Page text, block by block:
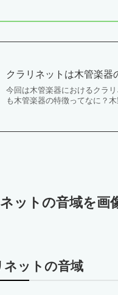
クラリネットは木管楽
今回は木管楽器におけるクラ
も木管楽器の特徴ってなに？
ットの音域を画
ットの音域